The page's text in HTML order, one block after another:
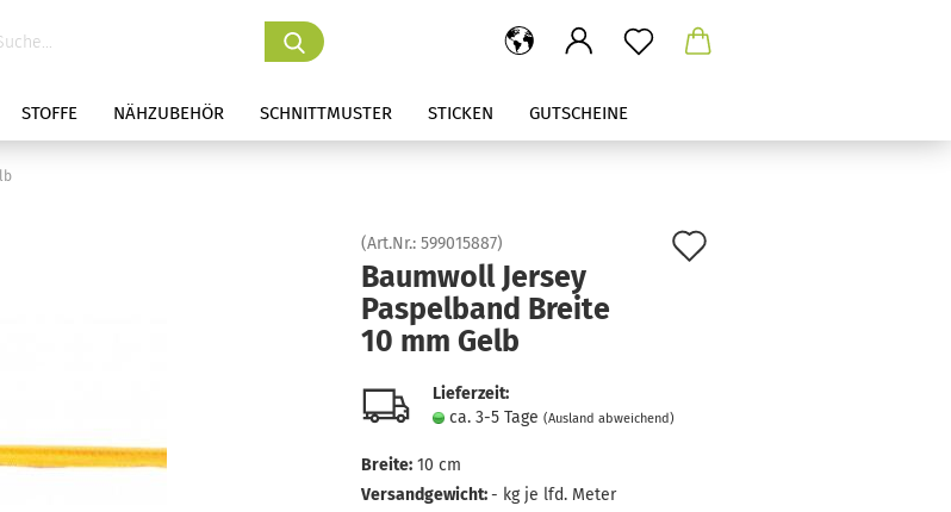
STOFFE NÄHZUBEHÖR SCHNITTMUSTER STICKEN GUTSCHEINE
(Art.Nr.: 599015887)
Baumwoll Jersey
Paspelband Breite
10 mm Gelb
Lieferzeit:
ca. 3-5 Tage (Ausland abweichend)
Breite: 10 cm
Versandgewicht:- kg je lfd. Meter